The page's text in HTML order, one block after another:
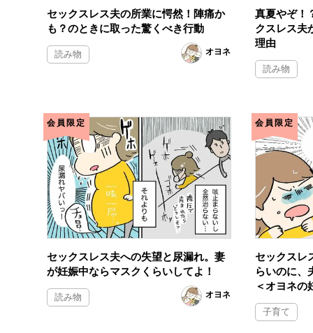
セックスレス夫の所業に愕然！陣痛か
も？のときに取った驚くべき行動
読み物 オヨネ
真夏やぞ！
クスレス夫
理由
読み物
会員限定
セックスレス夫への失望と尿漏れ。妻
が妊娠中ならマスクくらいしてよ！
読み物 オヨネ
会員限定
セックスレ
らいのに、
＜オヨネの
子育て